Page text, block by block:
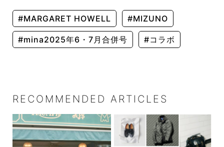
#MARGARET HOWELL #MIZUNO
#mina2025年6・7月合併号 #コラボ
RECOMMENDED ARTICLES